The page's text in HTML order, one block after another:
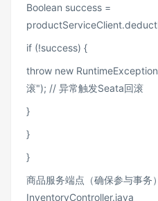
Boolean success =
if (!success) {
throw new
滚"); // 异常触发Seata回滚
}
}
}
商品服务端点（确保参与事务
InventoryController.java